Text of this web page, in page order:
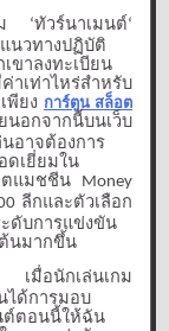
‘ทัวร์นาเมนต์‘
นวทางปฏิบัติ
ขาลงทะเบียน
าเท่าไหร่สำหรับ
พียง การ์ตูน สล็อต
นอกจากนี้บนเว็บ
อาจต้องการ
ดเยี่ยมใน
ตแมชชีน Money
ลีกและตัวเลือก
ดับการแข่งขัน
นมากขึ้น
เมื่อนักเล่นเกม
ได้การมอบ
ต์ตอนนี้ให้ฉัน